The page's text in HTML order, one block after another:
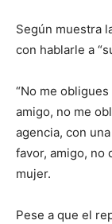
Según muestra
con hablarle a
“No me
amigo, no me
agencia, con
favor, amigo, no
mujer.
Pese a que el